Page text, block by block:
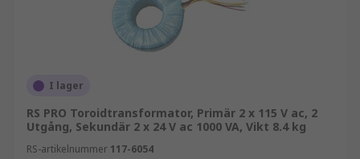
I lager
RS PRO Toroidtransformator, Primär 2 x 115 V ac, 2
Utgång, Sekundär 2 x 24 V ac 1000 VA, Vikt 8.4 kg
RS-artikelnummer 117-6054